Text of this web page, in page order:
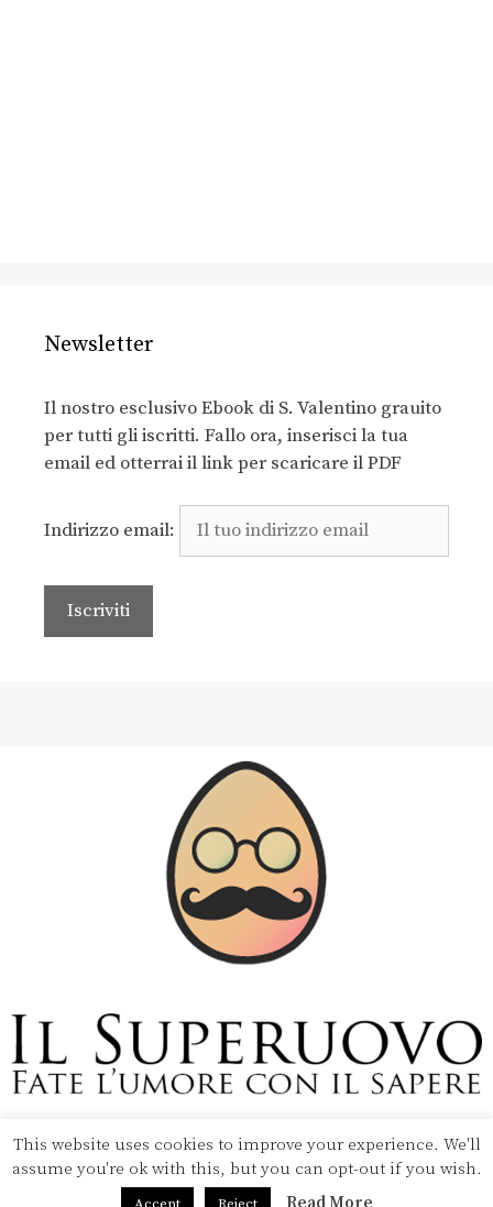
Newsletter
Il nostro esclusivo Ebook di S. Valentino grauito
per tutti gli iscritti. Fallo ora, inserisci la tua
email ed otterrai il link per scaricare il PDF
Indirizzo email:
Copyright © 2020 Il Superuovo — Powered by Pipool
SRL
This website uses cookies to improve your experience. We'll
assume you're ok with this, but you can opt-out if you wish.